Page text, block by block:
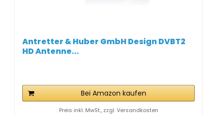
Antretter & Huber GmbH Design DVBT2
HD Antenne...
Bei Amazon kaufen
Preis inkl. MwSt., zzgl. Versandkosten